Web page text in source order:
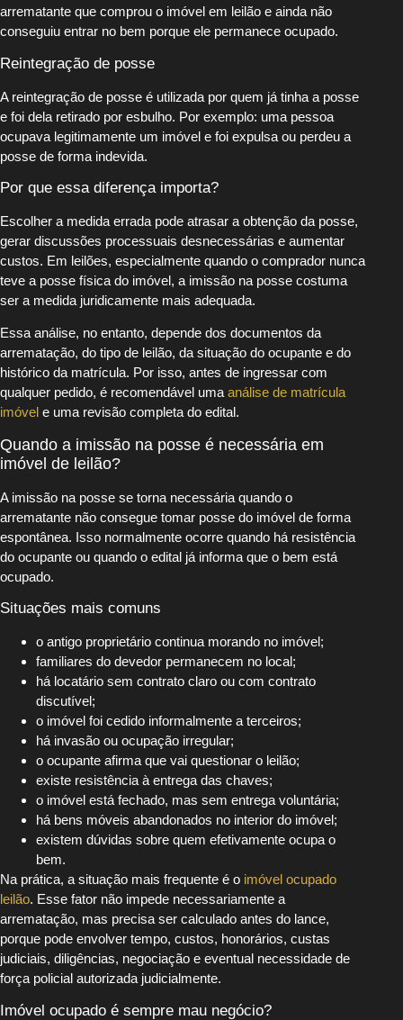
arrematante que comprou o imóvel em leilão e ainda não
conseguiu entrar no bem porque ele permanece ocupado.
Reintegração de posse
A reintegração de posse é utilizada por quem já tinha a posse
e foi dela retirado por esbulho. Por exemplo: uma pessoa
ocupava legitimamente um imóvel e foi expulsa ou perdeu a
posse de forma indevida.
Por que essa diferença importa?
Escolher a medida errada pode atrasar a obtenção da posse,
gerar discussões processuais desnecessárias e aumentar
custos. Em leilões, especialmente quando o comprador nunca
teve a posse física do imóvel, a imissão na posse costuma
ser a medida juridicamente mais adequada.
Essa análise, no entanto, depende dos documentos da
arrematação, do tipo de leilão, da situação do ocupante e do
histórico da matrícula. Por isso, antes de ingressar com
qualquer pedido, é recomendável uma análise de matrícula
imóvel e uma revisão completa do edital.
Quando a imissão na posse é necessária em
imóvel de leilão?
A imissão na posse se torna necessária quando o
arrematante não consegue tomar posse do imóvel de forma
espontânea. Isso normalmente ocorre quando há resistência
do ocupante ou quando o edital já informa que o bem está
ocupado.
Situações mais comuns
o antigo proprietário continua morando no imóvel;
familiares do devedor permanecem no local;
há locatário sem contrato claro ou com contrato
discutível;
o imóvel foi cedido informalmente a terceiros;
há invasão ou ocupação irregular;
o ocupante afirma que vai questionar o leilão;
existe resistência à entrega das chaves;
o imóvel está fechado, mas sem entrega voluntária;
há bens móveis abandonados no interior do imóvel;
existem dúvidas sobre quem efetivamente ocupa o
bem.
Na prática, a situação mais frequente é o imóvel ocupado
leilão. Esse fator não impede necessariamente a
arrematação, mas precisa ser calculado antes do lance,
porque pode envolver tempo, custos, honorários, custas
judiciais, diligências, negociação e eventual necessidade de
força policial autorizada judicialmente.
Imóvel ocupado é sempre mau negócio?